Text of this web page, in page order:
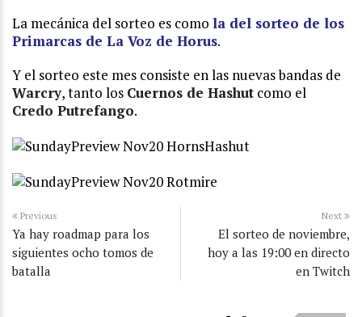
La mecánica del sorteo es como la del sorteo de los
Primarcas de La Voz de Horus.
Y el sorteo este mes consiste en las nuevas bandas de
Warcry, tanto los Cuernos de Hashut como el
Credo Putrefango.
Previous
Ya hay roadmap para los
siguientes ocho tomos de
batalla
Next
El sorteo de noviembre,
hoy a las 19:00 en directo
en Twitch